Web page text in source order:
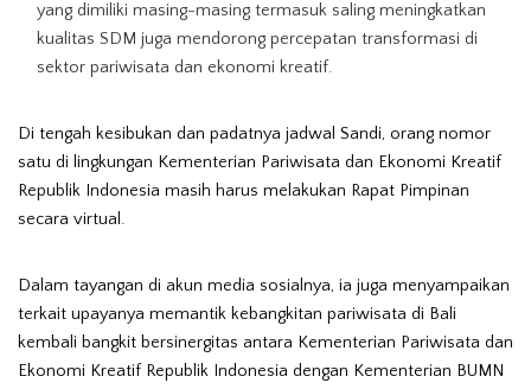
yang dimiliki masing-masing termasuk saling meningkatkan
kualitas SDM juga mendorong percepatan transformasi di
sektor pariwisata dan ekonomi kreatif.
Di tengah kesibukan dan padatnya jadwal Sandi, orang nomor
satu di lingkungan Kementerian Pariwisata dan Ekonomi Kreatif
Republik Indonesia masih harus melakukan Rapat Pimpinan
secara virtual.
Dalam tayangan di akun media sosialnya, ia juga menyampaikan
terkait upayanya memantik kebangkitan pariwisata di Bali
kembali bangkit bersinergitas antara Kementerian Pariwisata dan
Ekonomi Kreatif Republik Indonesia dengan Kementerian BUMN